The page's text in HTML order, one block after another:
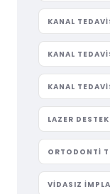
KANAL
KANAL
KANAL
LAZER
ORTODONTI
VIDASIZ